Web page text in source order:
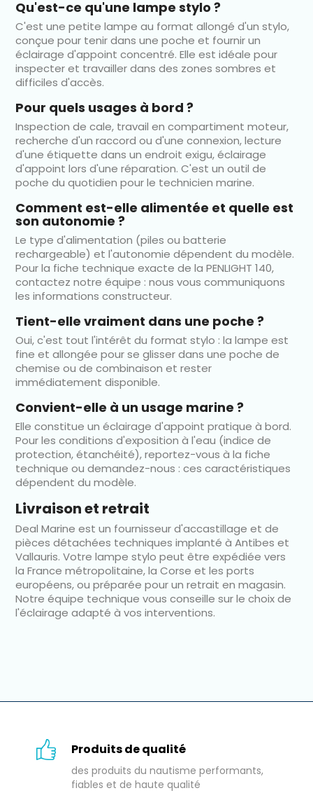
Qu'est-ce qu'une lampe stylo ?
C'est une petite lampe au format allongé d'un stylo,
conçue pour tenir dans une poche et fournir un
éclairage d'appoint concentré. Elle est idéale pour
inspecter et travailler dans des zones sombres et
difficiles d'accès.
Pour quels usages à bord ?
Inspection de cale, travail en compartiment moteur,
recherche d'un raccord ou d'une connexion, lecture
d'une étiquette dans un endroit exigu, éclairage
d'appoint lors d'une réparation. C'est un outil de
poche du quotidien pour le technicien marine.
Comment est-elle alimentée et quelle est
son autonomie ?
Le type d'alimentation (piles ou batterie
rechargeable) et l'autonomie dépendent du modèle.
Pour la fiche technique exacte de la PENLIGHT 140,
contactez notre équipe : nous vous communiquons
les informations constructeur.
Tient-elle vraiment dans une poche ?
Oui, c'est tout l'intérêt du format stylo : la lampe est
fine et allongée pour se glisser dans une poche de
chemise ou de combinaison et rester
immédiatement disponible.
Convient-elle à un usage marine ?
Elle constitue un éclairage d'appoint pratique à bord.
Pour les conditions d'exposition à l'eau (indice de
protection, étanchéité), reportez-vous à la fiche
technique ou demandez-nous : ces caractéristiques
dépendent du modèle.
Livraison et retrait
Deal Marine est un fournisseur d'accastillage et de
pièces détachées techniques implanté à Antibes et
Vallauris. Votre lampe stylo peut être expédiée vers
la France métropolitaine, la Corse et les ports
européens, ou préparée pour un retrait en magasin.
Notre équipe technique vous conseille sur le choix de
l'éclairage adapté à vos interventions.
Produits de qualité
des produits du nautisme performants,
fiables et de haute qualité